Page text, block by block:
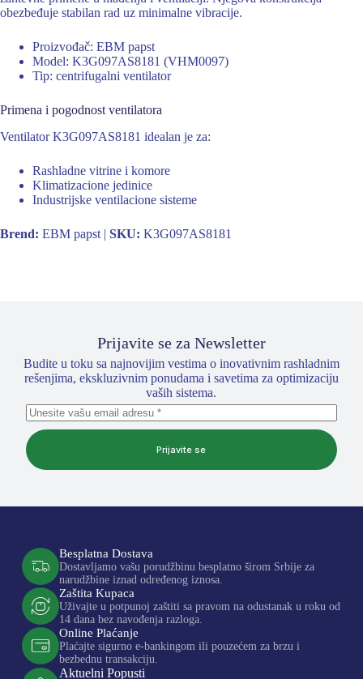
obezbeđuje stabilan rad uz minimalne vibracije.
Proizvođač: EBM papst
Model: K3G097AS8181 (VHM0097)
Tip: centrifugalni ventilator
Primena i pogodnost ventilatora
Ventilator K3G097AS8181 idealan je za:
Rashladne vitrine i komore
Klimatizacione jedinice
Industrijske ventilacione sisteme
Brend: EBM papst | SKU: K3G097AS8181
Prijavite se za Newsletter
Budite u toku sa najnovijim vestima o inovativnim rashladnim
rešenjima, ekskluzivnim ponudama i savetima za optimizaciju
vaših sistema.
Prijavite se
Besplatna Dostava
Dostavljamo vašu porudžbinu besplatno širom Srbije za
narudžbine iznad određenog iznosa.
Zaštita Kupaca
Uživajte u potpunoj zaštiti sa pravom na odustanak u roku od
14 dana bez navođenja razloga.
Online Plaćanje
Plaćajte sigurno e-bankingom ili pouzećem za brzu i
bezbednu transakciju.
Aktuelni Popusti